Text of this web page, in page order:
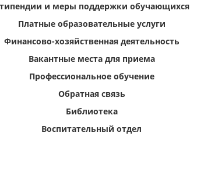
и меры поддержки обучающихся
Платные образовательные услуги
Финансово-хозяйственная деятельность
Вакантные места для приема
Профессиональное обучение
Обратная связь
Библиотека
Воспитательный отдел